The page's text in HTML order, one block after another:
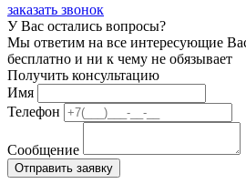
заказать звонок
У Вас остались вопросы?
Мы ответим на все интересующие
бесплатно и ни к чему не обязывает
Получить консультацию
Имя
Телефон
Сообщение